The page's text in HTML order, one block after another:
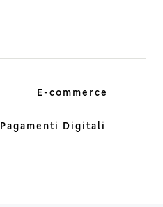
E-commerce
Pagamenti Digitali